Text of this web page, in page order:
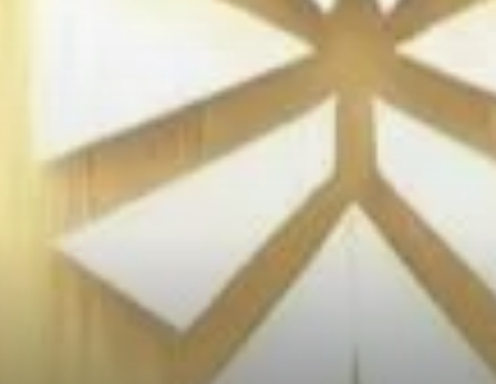
L'hésitation de Brandt à
investir dans XRP